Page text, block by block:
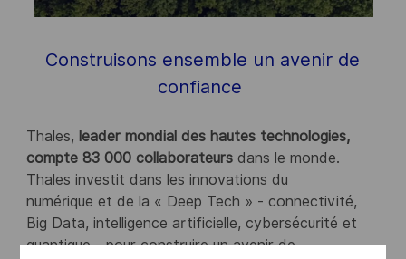
Construisons ensemble un avenir de
confiance
Thales, leader mondial des hautes technologies,
compte 83 000 collaborateursdans le monde.
Thales investit dans les innovations du
numérique et de la « Deep Tech » - connectivité,
Big Data, intelligence artificielle, cybersécurité et
quantique - pour construire un avenir de